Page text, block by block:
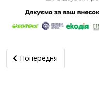
Попередня стаття:
Попередня